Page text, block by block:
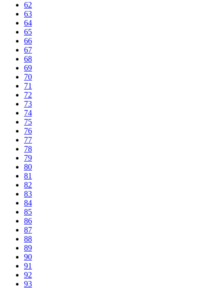
62
63
64
65
66
67
68
69
70
71
72
73
74
75
76
77
78
79
80
81
82
83
84
85
86
87
88
89
90
91
92
93